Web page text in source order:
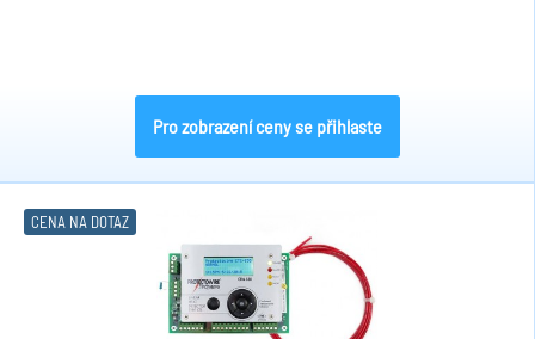
Pro zobrazení ceny se přihlaste
CENA NA DOTAZ